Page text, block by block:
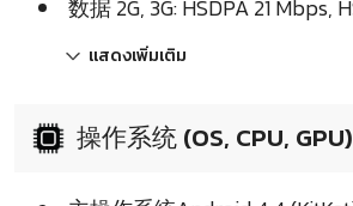
数据 2G, 3G: HSDPA 21 Mbps,
แสดงเพิ่มเติม
操作系统 (OS, CPU, GPU)